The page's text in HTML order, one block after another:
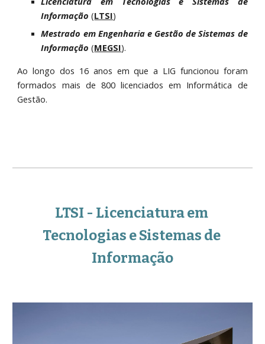
Informação (LTSI)
Mestrado em Engenharia e Gestão de Sistemas de
Informação (MEGSI).
Ao longo dos 16 anos em que a LIG funcionou foram
formados mais de 800 licenciados em Informática de
Gestão.
LTSI - Licenciatura em
Tecnologias e Sistemas de
Informação